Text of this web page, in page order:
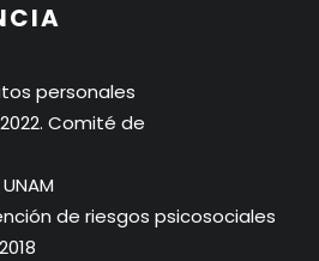
personales
Comité de
de riesgos psicosociales